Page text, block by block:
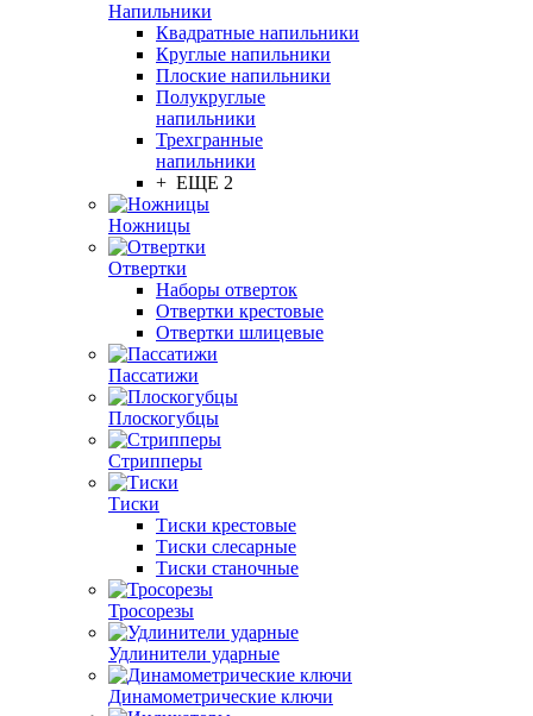
Напильники
Квадратные напильники
Круглые напильники
Плоские напильники
Полукруглые
напильники
Трехгранные
напильники
+ ЕЩЕ 2
Ножницы
Отвертки
Наборы отверток
Отвертки крестовые
Отвертки шлицевые
Пассатижи
Плоскогубцы
Стрипперы
Тиски
Тиски крестовые
Тиски слесарные
Тиски станочные
Тросорезы
Удлинители ударные
Динамометрические ключи